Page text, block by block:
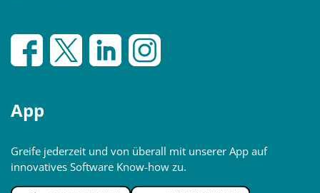
App
Greife jederzeit und von überall mit unserer App auf
innovatives Software Know-how zu.